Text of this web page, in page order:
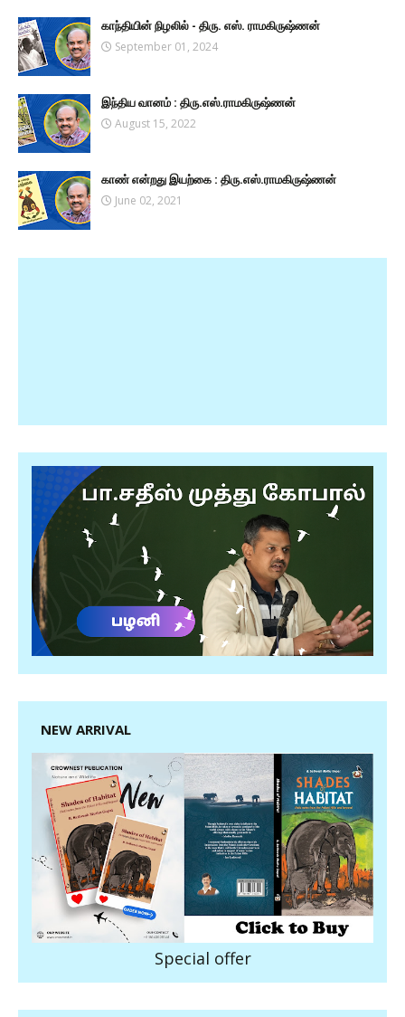
காந்தியின் நிழலில் - திரு. எஸ். ராமகிருஷ்ணன்
September 01, 2024
இந்திய வானம் : திரு.எஸ்.ராமகிருஷ்ணன்
August 15, 2022
காண் என்றது இயற்கை : திரு.எஸ்.ராமகிருஷ்ணன்
June 02, 2021
NEW ARRIVAL
Special offer